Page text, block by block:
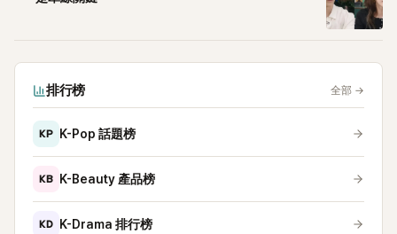
排行榜 全部 →
KP K-Pop 話題榜
KB K-Beauty 產品榜
KD K-Drama 排行榜